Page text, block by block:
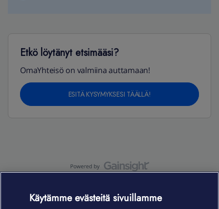
Etkö löytänyt etsimääsi?
OmaYhteisö on valmiina auttamaan!
ESITÄ KYSYMYKSESI TÄÄLLÄ!
Käytämme evästeitä sivuillamme